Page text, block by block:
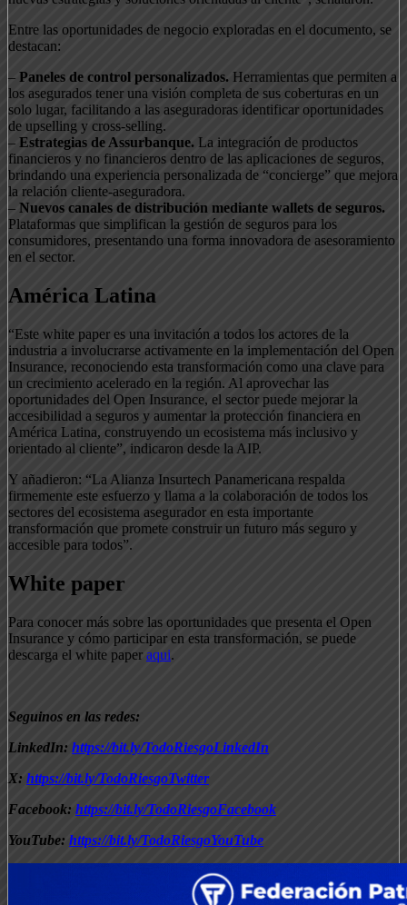
Entre las oportunidades de negocio exploradas en el documento, se
destacan:
– Paneles de control personalizados. Herramientas que permiten a
los asegurados tener una visión completa de sus coberturas en un
solo lugar, facilitando a las aseguradoras identificar oportunidades
de upselling y cross-selling.
– Estrategias de Assurbanque. La integración de productos
financieros y no financieros dentro de las aplicaciones de seguros,
brindando una experiencia personalizada de “concierge” que mejora
la relación cliente-aseguradora.
– Nuevos canales de distribución mediante wallets de seguros.
Plataformas que simplifican la gestión de seguros para los
consumidores, presentando una forma innovadora de asesoramiento
en el sector.
América Latina
“Este white paper es una invitación a todos los actores de la
industria a involucrarse activamente en la implementación del Open
Insurance, reconociendo esta transformación como una clave para
un crecimiento acelerado en la región. Al aprovechar las
oportunidades del Open Insurance, el sector puede mejorar la
accesibilidad a seguros y aumentar la protección financiera en
América Latina, construyendo un ecosistema más inclusivo y
orientado al cliente”, indicaron desde la AIP.
Y añadieron: “La Alianza Insurtech Panamericana respalda
firmemente este esfuerzo y llama a la colaboración de todos los
sectores del ecosistema asegurador en esta importante
transformación que promete construir un futuro más seguro y
accesible para todos”.
White paper
Para conocer más sobre las oportunidades que presenta el Open
Insurance y cómo participar en esta transformación, se puede
descarga el white paper aqui.
Seguinos en las redes:
LinkedIn: https://bit.ly/TodoRiesgoLinkedIn
X: https://bit.ly/TodoRiesgoTwitter
Facebook: https://bit.ly/TodoRiesgoFacebook
YouTube: https://bit.ly/TodoRiesgoYouTube